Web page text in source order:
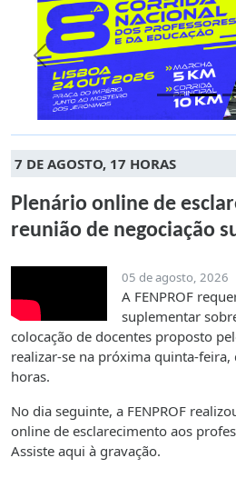
Anterior
7 DE AGOSTO, 17 HORAS
Plenário online de
reunião de negociação
05 de agosto, 2026
A FENPROF
suplementar
colocação de docentes proposto
realizar-se na próxima quinta-feira,
horas.
No dia seguinte, a FENPROF
online de esclarecimento aos
Assiste aqui à gravação.